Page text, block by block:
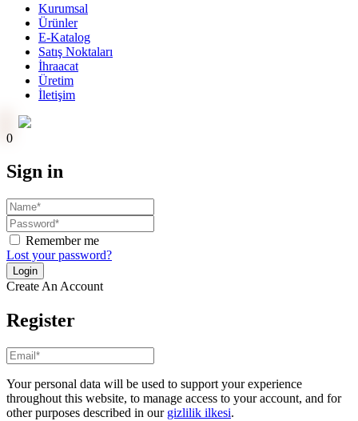
Kurumsal
Ürünler
E-Katalog
Satış Noktaları
İhraacat
Üretim
İletişim
0
Sign in
Remember me
Lost your password?
Create An Account
Register
Your personal data will be used to support your experience
throughout this website, to manage access to your account, and for
other purposes described in our gizlilik ilkesi.